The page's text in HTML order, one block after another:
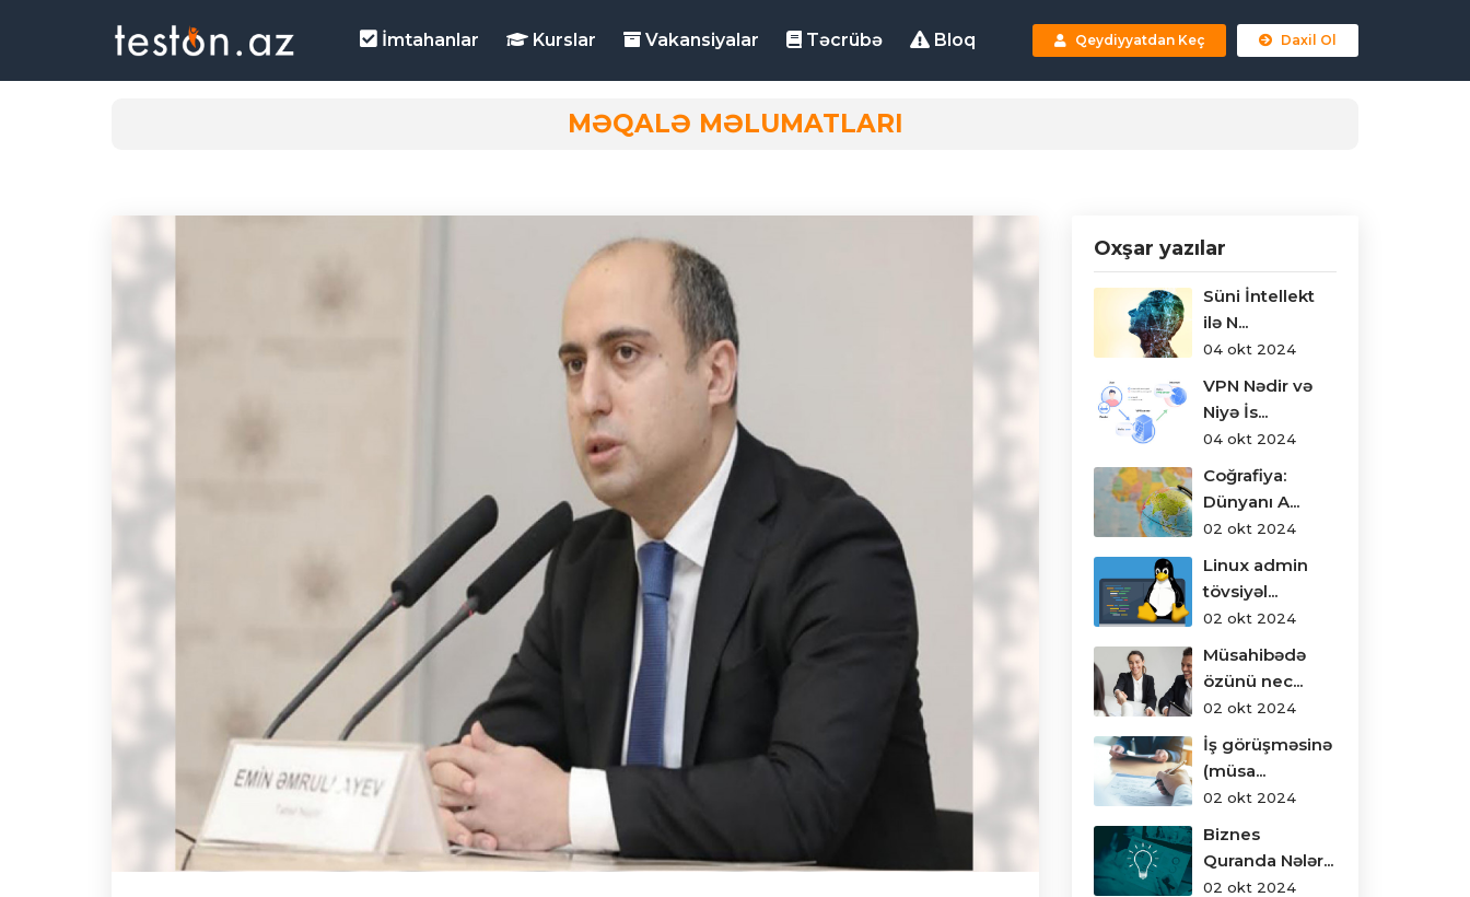
İmtahanlar Kurslar Vakansiyalar Təcrübə Bloq Qeydiyyatdan Keç Daxil Ol
MƏQALƏ MƏLUMATLARI
Oxşar yazılar
Süni İntellekt
ilə N...
04 okt 2024
VPN Nədir və
Niyə İs...
04 okt 2024
Coğrafiya:
Dünyanı A...
02 okt 2024
Linux admin
tövsiyəl...
02 okt 2024
Müsahibədə
özünü nec...
02 okt 2024
İş görüşməsinə
(müsa...
02 okt 2024
Biznes
Quranda Nələr...
02 okt 2024